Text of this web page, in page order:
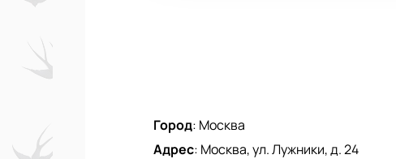
Город: Москва
Адрес: Москва, ул. Лужники, д. 24